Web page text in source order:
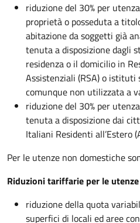
riduzione del 30% per
proprietà o posseduta a
abitazione da soggetti già
tenuta a disposizione dagli
residenza o il domicilio in
Assistenziali (RSA) o
comunque non utilizzata a
riduzione del 30% per
tenuta a disposizione dai
Italiani Residenti all’Estero
Per le utenze non domestiche
Riduzioni tariffarie per le
riduzione della quota
superfici di locali ed aree